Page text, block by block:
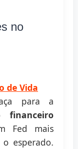
no
para a
financeiro
Fed mais
o esperado.